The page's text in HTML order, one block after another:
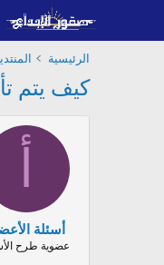
الرئيسية
كيف يتم
أسئلة
عضوية طرح